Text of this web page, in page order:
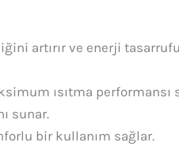
artırır ve enerji
ısıtma performansı
sunar.
bir kullanım sağlar.